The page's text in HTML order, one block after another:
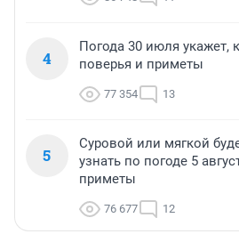
4
Погода 30 июля укажет,
поверья и приметы
77 354 13
5
Суровой или мягкой
узнать по погоде 5
приметы
76 677 12